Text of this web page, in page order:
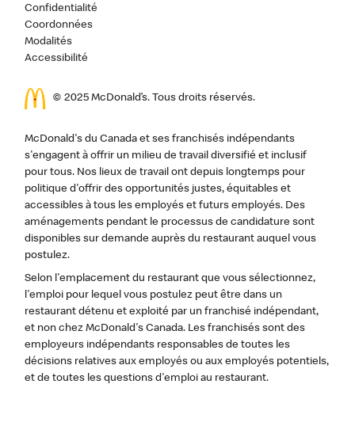
Confidentialité
Coordonnées
Modalités
Accessibilité
© 2025 McDonald’s. Tous droits réservés.
McDonald's du Canada et ses franchisés indépendants
s'engagent à offrir un milieu de travail diversifié et inclusif
pour tous. Nos lieux de travail ont depuis longtemps pour
politique d'offrir des opportunités justes, équitables et
accessibles à tous les employés et futurs employés. Des
aménagements pendant le processus de candidature sont
disponibles sur demande auprès du restaurant auquel vous
postulez.
Selon l'emplacement du restaurant que vous sélectionnez,
l'emploi pour lequel vous postulez peut être dans un
restaurant détenu et exploité par un franchisé indépendant,
et non chez McDonald's Canada. Les franchisés sont des
employeurs indépendants responsables de toutes les
décisions relatives aux employés ou aux employés potentiels,
et de toutes les questions d'emploi au restaurant.